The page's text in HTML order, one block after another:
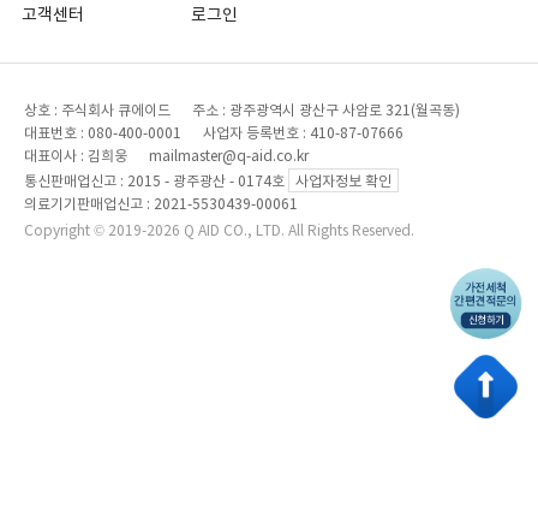
고객센터
로그인
상호 : 주식회사 큐에이드 주소 : 광주광역시 광산구 사암로 321(월곡동)
대표번호 : 080-400-0001 사업자 등록번호 : 410-87-07666
대표이사 : 김희웅 mailmaster@q-aid.co.kr
통신판매업신고 : 2015 - 광주광산 - 0174호
사업자정보 확인
의료기기판매업신고 : 2021-5530439-00061
Copyright © 2019-2026 Q AID CO., LTD. All Rights Reserved.